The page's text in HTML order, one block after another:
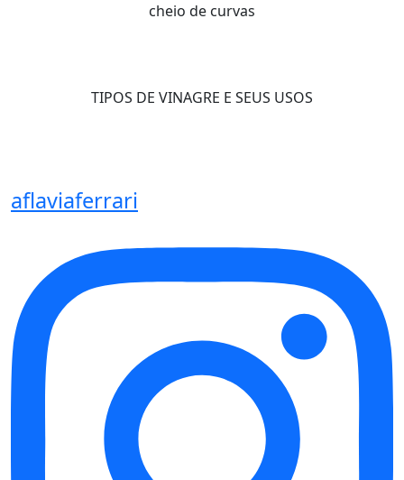
cheio de curvas
TIPOS DE VINAGRE E SEUS USOS
aflaviaferrari